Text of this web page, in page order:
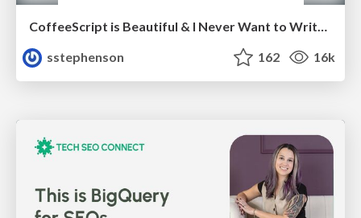
CoffeeScript is Beautiful & I Never Want to Write Plain JavaScript Again
sstephenson
162 16k